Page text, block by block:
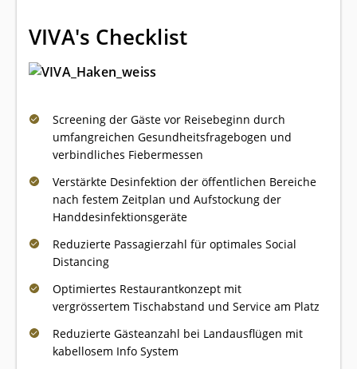
VIVA's Checklist
Screening der Gäste vor Reisebeginn durch
umfangreichen Gesundheitsfragebogen und
verbindliches Fiebermessen
Verstärkte Desinfektion der öffentlichen Bereiche
nach festem Zeitplan und Aufstockung der
Handdesinfektionsgeräte
Reduzierte Passagierzahl für optimales Social
Distancing
Optimiertes Restaurantkonzept mit
vergrössertem Tischabstand und Service am Platz
Reduzierte Gästeanzahl bei Landausflügen mit
kabellosem Info System